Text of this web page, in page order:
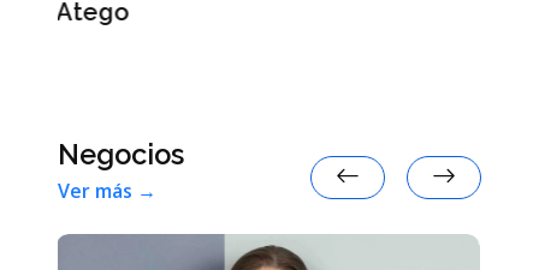
Negocios
Ver más →